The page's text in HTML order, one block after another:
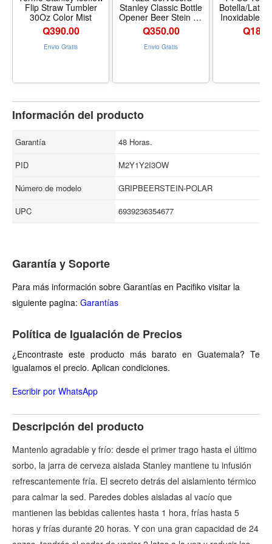
Flip Straw Tumbler
30Oz Color Mist
Q390.00
Envio Gratis
Stanley Classic Bottle
Opener Beer Stein 24
Oz Color Negro
Q350.00
Envio Gratis
Botella/Lata
Inoxidable
Q
Información del producto
Garantía
48 Horas.
PID
M2Y1Y2I3OW
Número de modelo
GRIPBEERSTEIN-POLAR
UPC
6939236354677
Garantía y Soporte
Para más información sobre Garantías en Pacifiko visitar la
siguiente pagina: Garantías
Política de Igualación de Precios
¿Encontraste este producto más barato en Guatemala? Te
igualamos el precio. Aplican condiciones.
Escribir por WhatsApp
Descripción del producto
Mantenlo agradable y frío: desde el primer trago hasta el último
sorbo, la jarra de cerveza aislada Stanley mantiene tu infusión
refrescantemente fría. El secreto detrás del aislamiento térmico
para calmar la sed. Paredes dobles aisladas al vacío que
mantienen las bebidas calientes hasta 1 hora, frías hasta 5
horas y frías durante 20 horas. Y con una gran capacidad de 24